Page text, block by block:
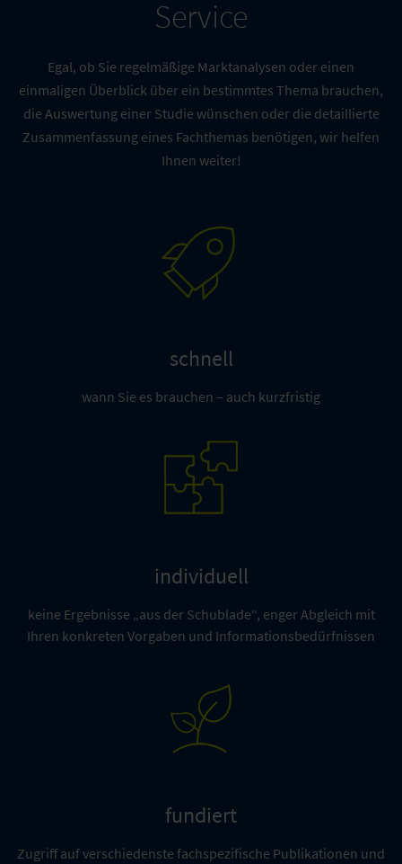
Marktmonitor Innovative Produkte und Services
Dieser Marktmonitor informiert über innovative
Serviceinnovationen sowie daraus abgeleitete
unternehmensübergreifende Trends.
mehr erfahren
Service
Egal, ob Sie regelmäßige Marktanalysen oder einen
einmaligen Überblick über ein bestimmtes Thema brauchen,
die Auswertung einer Studie wünschen oder die detaillierte
Zusammenfassung eines Fachthemas benötigen, wir helfen
Ihnen weiter!
schnell
wann Sie es brauchen – auch kurzfristig
individuell
keine Ergebnisse „aus der Schublade“, enger Abgleich mit
Ihren konkreten Vorgaben und Informationsbedürfnissen
fundiert
Zugriff auf verschiedenste fachspezifische Publikationen und